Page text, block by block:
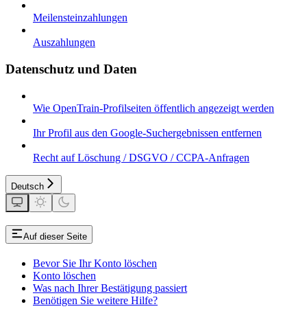
Meilensteinzahlungen
Auszahlungen
Datenschutz und Daten
Wie OpenTrain-Profilseiten öffentlich angezeigt werden
Ihr Profil aus den Google-Suchergebnissen entfernen
Recht auf Löschung / DSGVO / CCPA-Anfragen
Deutsch
Auf dieser Seite
Bevor Sie Ihr Konto löschen
Konto löschen
Was nach Ihrer Bestätigung passiert
Benötigen Sie weitere Hilfe?